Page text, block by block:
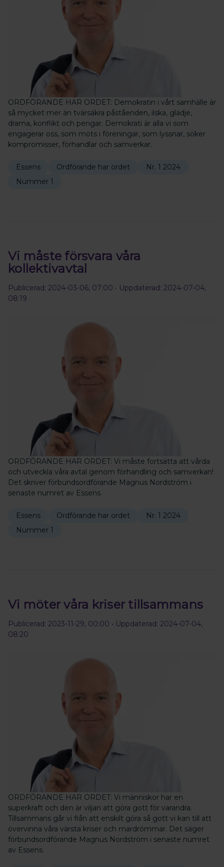
ORDFÖRANDE HAR ORDET: Demokratin i vårt samhälle är
så mycket mer än tvärsäkra påståenden, ilska, glädje,
drama, konflikt och pengar. Demokrati är alla vi som
engagerar oss, som möts i föreningar, som lyssnar, söker
kompromisser, förhandlar och samverkar.
Essens Ordförande har ordet
Nr. 1 2024
Nummer 1
Vi måste försvara våra
kollektivavtal
Publicerad: 2024-03-06, 07:00 • Uppdaterad: 2024-07-04,
08:19
ORDFÖRANDE HAR ORDET: Vi måste fortsätta att vårda
och utveckla våra avtal genom förhandling och samverkan!
Det skriver förbundsordförande Magnus Nordström i
senaste numret av Essens.
Essens Ordförande har ordet
Nr. 1 2024
Nummer 1
Vi möter våra kriser tillsammans
Publicerad: 2023-11-29, 00:00 • Uppdaterad: 2024-07-04,
08:20
ORDFÖRANDE HAR ORDET: Vi människor har en
superkraft och den är viljan att göra gott för varandra.
Tillsammans går vi från att enskilt göra så gott vi kan till att
övervinna våra värsta kriser och mardrömmar. Det säger
förbundsordförande Magnus Nordström i senaste numret
av Essens.